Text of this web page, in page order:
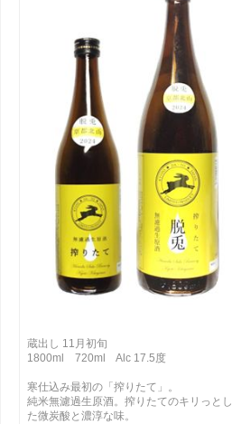
蔵出し 11月初旬
1800ml 720ml Alc 17.5度
寒仕込み最初の「搾りたて」。
純米無濾過生原酒。搾りたてのキリっとし
た微炭酸と濃淳な味。